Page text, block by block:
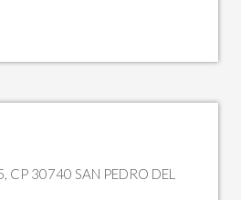
CP 30740 SAN PEDRO DEL